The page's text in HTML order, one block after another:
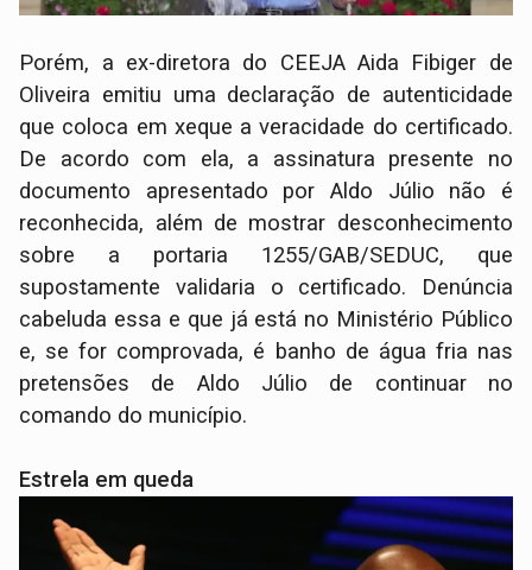
Porém, a ex-diretora do CEEJA Aida Fibiger de
Oliveira emitiu uma declaração de autenticidade
que coloca em xeque a veracidade do certificado.
De acordo com ela, a assinatura presente no
documento apresentado por Aldo Júlio não é
reconhecida, além de mostrar desconhecimento
sobre a portaria 1255/GAB/SEDUC, que
supostamente validaria o certificado. Denúncia
cabeluda essa e que já está no Ministério Público
e, se for comprovada, é banho de água fria nas
pretensões de Aldo Júlio de continuar no
comando do município.
Estrela em queda